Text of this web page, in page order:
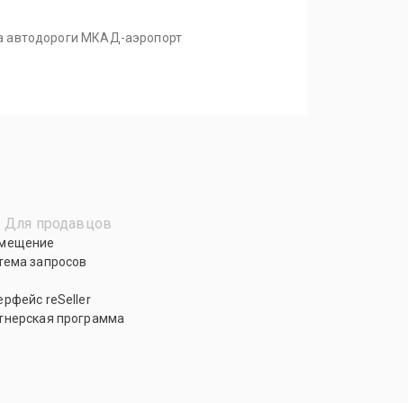
автодороги МКАД-аэропорт
Для продавцов
запросов
reSeller
программа